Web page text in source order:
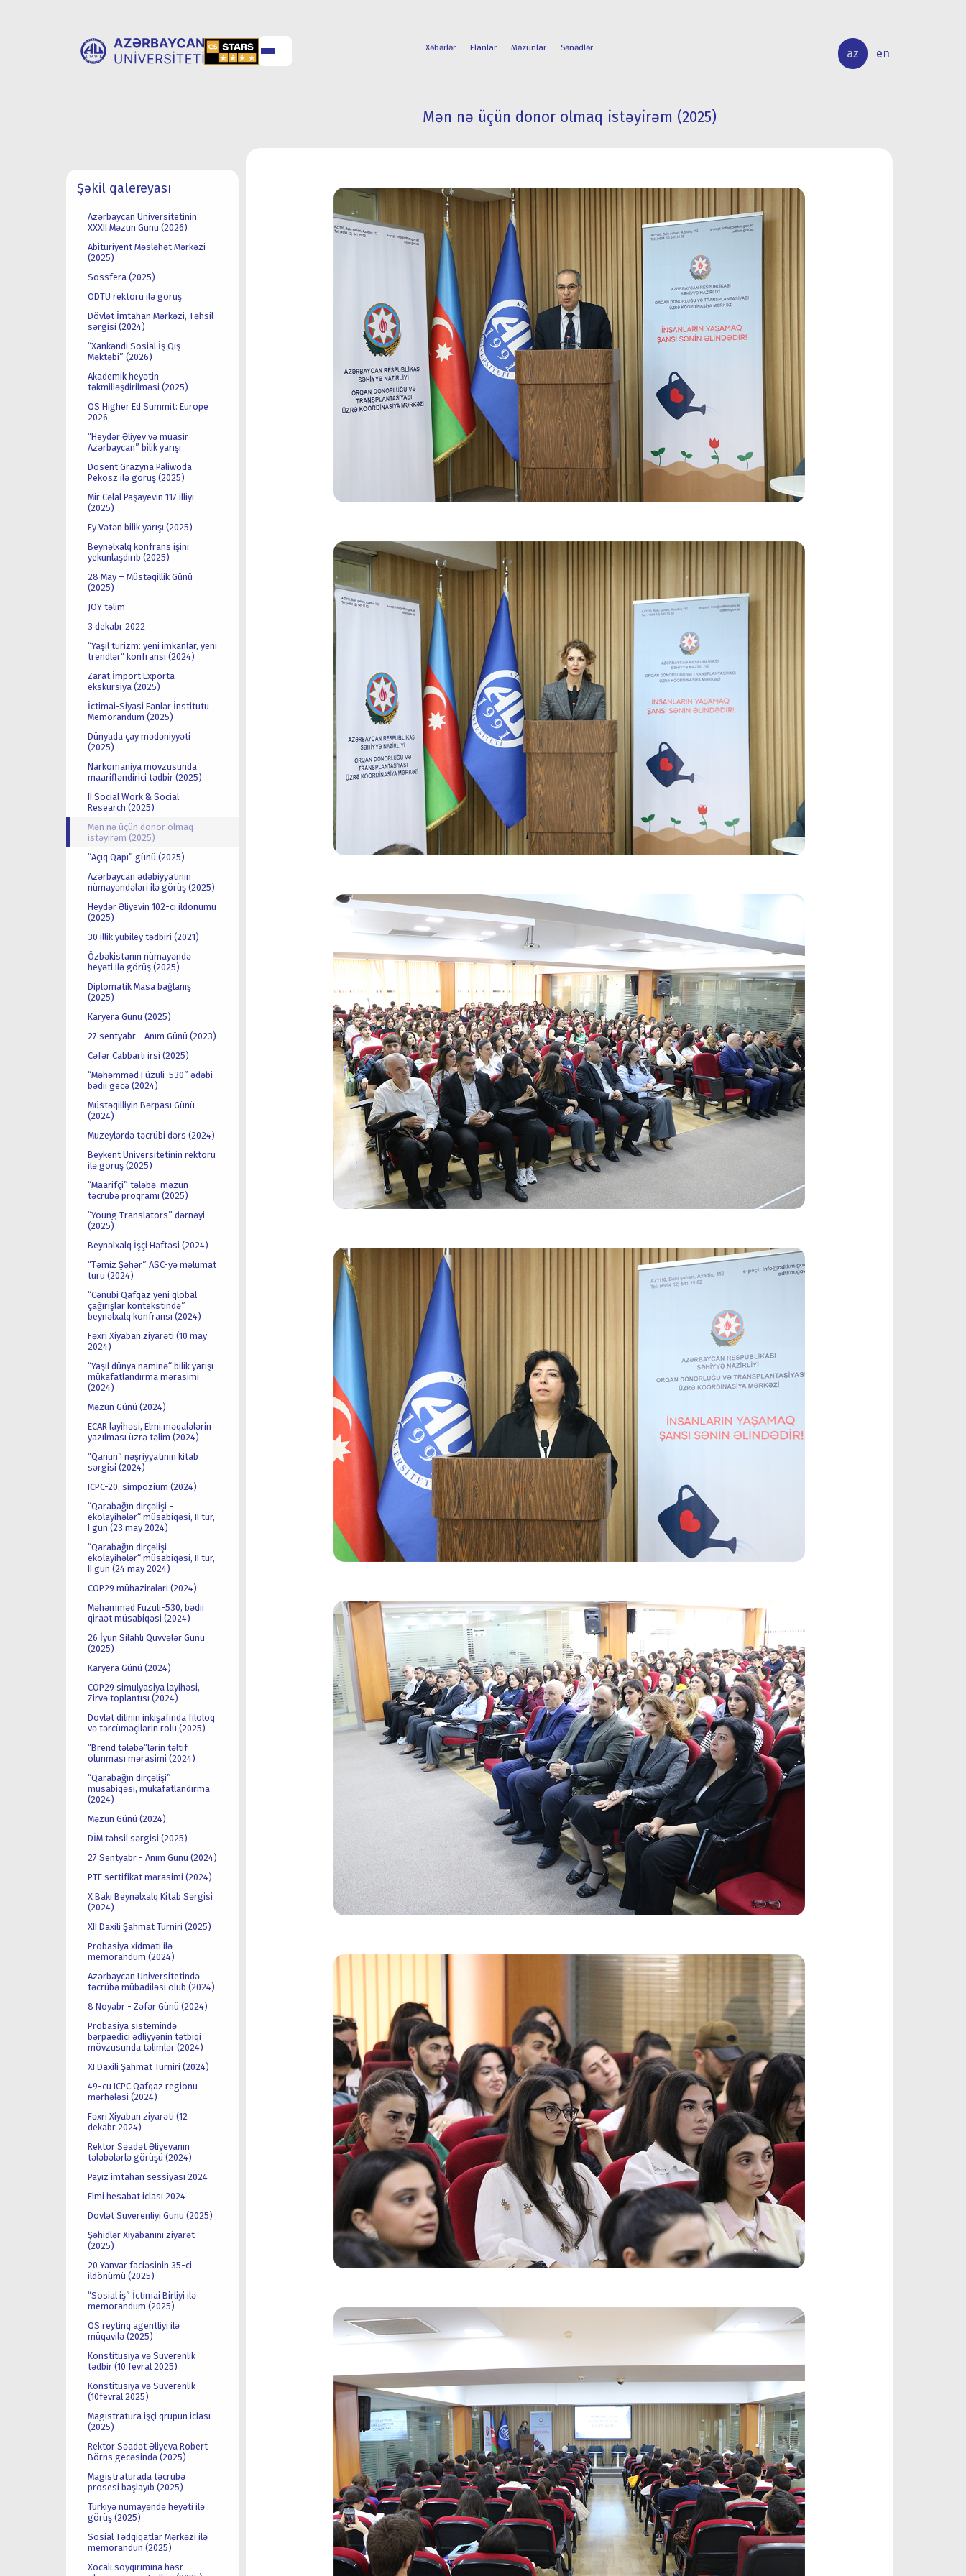
Xəbərlər Elanlar Məzunlar Sənədlər az en
Şəkil qalereyası
Azərbaycan Universitetinin
XXXII Məzun Günü (2026)
Abituriyent Məsləhət Mərkəzi
(2025)
Sossfera (2025)
ODTU rektoru ilə görüş
Dövlət İmtahan Mərkəzi, Təhsil
sərgisi (2024)
“Xankəndi Sosial İş Qış
Məktəbi” (2026)
Akademik heyətin
təkmilləşdirilməsi (2025)
QS Higher Ed Summit: Europe
2026
“Heydər Əliyev və müasir
Azərbaycan” bilik yarışı
Dosent Grazyna Paliwoda
Pekosz ilə görüş (2025)
Mir Cəlal Paşayevin 117 illiyi
(2025)
Ey Vətən bilik yarışı (2025)
Beynəlxalq konfrans işini
yekunlaşdırıb (2025)
28 May – Müstəqillik Günü
(2025)
JOY təlim
3 dekabr 2022
“Yaşıl turizm: yeni imkanlar, yeni
trendlər“ konfransı (2024)
Zarat İmport Exporta
ekskursiya (2025)
İctimai-Siyasi Fənlər İnstitutu
Memorandum (2025)
Dünyada çay mədəniyyəti
(2025)
Narkomaniya mövzusunda
maarifləndirici tədbir (2025)
II Social Work & Social
Research (2025)
Mən nə üçün donor olmaq
istəyirəm (2025)
“Açıq Qapı” günü (2025)
Azərbaycan ədəbiyyatının
nümayəndələri ilə görüş (2025)
Heydər Əliyevin 102-ci ildönümü
(2025)
30 illik yubiley tədbiri (2021)
Özbəkistanın nümayəndə
heyəti ilə görüş (2025)
Diplomatik Masa bağlanış
(2025)
Karyera Günü (2025)
27 sentyabr - Anım Günü (2023)
Cəfər Cabbarlı irsi (2025)
“Məhəmməd Füzuli-530” ədəbi-
bədii gecə (2024)
Müstəqilliyin Bərpası Günü
(2024)
Muzeylərdə təcrübi dərs (2024)
Beykent Universitetinin rektoru
ilə görüş (2025)
“Maarifçi” tələbə-məzun
təcrübə proqramı (2025)
“Young Translators” dərnəyi
(2025)
Beynəlxalq İşçi Həftəsi (2024)
“Təmiz Şəhər” ASC-yə məlumat
turu (2024)
“Cənubi Qafqaz yeni qlobal
çağırışlar kontekstində”
beynəlxalq konfransı (2024)
Fəxri Xiyaban ziyarəti (10 may
2024)
“Yaşıl dünya naminə“ bilik yarışı
mükafatlandırma mərasimi
(2024)
Məzun Günü (2024)
ECAR layihəsi, Elmi məqalələrin
yazılması üzrə təlim (2024)
“Qanun” nəşriyyatının kitab
sərgisi (2024)
ICPC-20, simpozium (2024)
“Qarabağın dirçəlişi -
ekolayihələr“ müsabiqəsi, II tur,
I gün (23 may 2024)
“Qarabağın dirçəlişi -
ekolayihələr“ müsabiqəsi, II tur,
II gün (24 may 2024)
COP29 mühazirələri (2024)
Məhəmməd Füzuli-530, bədii
qiraət müsabiqəsi (2024)
26 İyun Silahlı Qüvvələr Günü
(2025)
Karyera Günü (2024)
COP29 simulyasiya layihəsi,
Zirvə toplantısı (2024)
Dövlət dilinin inkişafında filoloq
və tərcüməçilərin rolu (2025)
“Brend tələbə“lərin təltif
olunması mərasimi (2024)
“Qarabağın dirçəlişi”
müsabiqəsi, mükafatlandırma
(2024)
Məzun Günü (2024)
DİM təhsil sərgisi (2025)
27 Sentyabr - Anım Günü (2024)
PTE sertifikat mərasimi (2024)
X Bakı Beynəlxalq Kitab Sərgisi
(2024)
XII Daxili Şahmat Turniri (2025)
Probasiya xidməti ilə
memorandum (2024)
Azərbaycan Universitetində
təcrübə mübadiləsi olub (2024)
8 Noyabr - Zəfər Günü (2024)
Probasiya sistemində
bərpaedici ədliyyənin tətbiqi
mövzusunda təlimlər (2024)
XI Daxili Şahmat Turniri (2024)
49-cu ICPC Qafqaz regionu
mərhələsi (2024)
Fəxri Xiyaban ziyarəti (12
dekabr 2024)
Rektor Səadət Əliyevanın
tələbələrlə görüşü (2024)
Payız imtahan sessiyası 2024
Elmi hesabat iclası 2024
Dövlət Suverenliyi Günü (2025)
Şəhidlər Xiyabanını ziyarət
(2025)
20 Yanvar faciəsinin 35-ci
ildönümü (2025)
“Sosial iş” İctimai Birliyi ilə
memorandum (2025)
QS reytinq agentliyi ilə
müqavilə (2025)
Konstitusiya və Suverenlik
tədbir (10 fevral 2025)
Konstitusiya və Suverenlik
(10fevral 2025)
Magistratura işçi qrupun iclası
(2025)
Rektor Səadət Əliyeva Robert
Börns gecəsində (2025)
Magistraturada təcrübə
prosesi başlayıb (2025)
Türkiyə nümayəndə heyəti ilə
görüş (2025)
Sosial Tədqiqatlar Mərkəzi ilə
memorandun (2025)
Xocalı soyqırımına həsr
Mən nə üçün donor olmaq istəyirəm (2025)